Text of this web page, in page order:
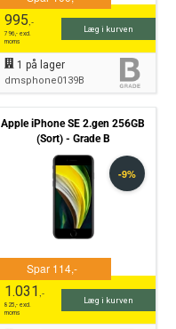
995,-
796,- excl.
moms
Læg i kurven
1 på lager
dmsphone0139B
Apple iPhone SE 2.gen 256GB
(Sort) - Grade B
1.031,-
825,- excl.
moms
Læg i kurven